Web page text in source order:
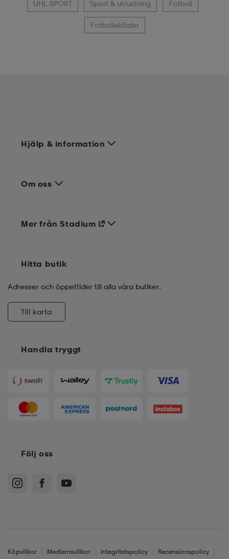
UHL SPORT Sport & utrustning Fotboll
Fotbollskläder
Hjälp & information
Om oss
Handla tryggt
Mer från Stadium
Hitta butik
Adresser och öppettider till alla våra butiker.
Till karta
Följ oss
Köpvillkor Medlemsvillkor Integritetspolicy Recensionspolicy